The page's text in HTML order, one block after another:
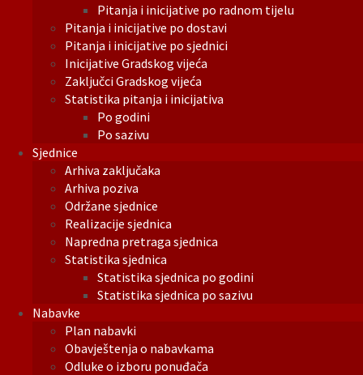
Pitanja i inicijative po radnom tijelu
Pitanja i inicijative po dostavi
Pitanja i inicijative po sjednici
Inicijative Gradskog vijeća
Zaključci Gradskog vijeća
Statistika pitanja i inicijativa
Po godini
Po sazivu
Sjednice
Arhiva zaključaka
Arhiva poziva
Održane sjednice
Realizacije sjednica
Napredna pretraga sjednica
Statistika sjednica
Statistika sjednica po godini
Statistika sjednica po sazivu
Nabavke
Plan nabavki
Obavještenja o nabavkama
Odluke o izboru ponuđača